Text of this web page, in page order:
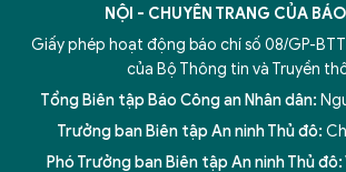
NỘI - CHUYÊN TRANG CỦA
Giấy phép hoạt động báo chí số 08/GP-
của Bộ Thông tin và Truyền
Tổng Biên tập Báo Công an Nhân dân:
Trưởng ban Biên tập An ninh Thủ đô:
Phó Trưởng ban Biên tập An ninh Thủ đô: